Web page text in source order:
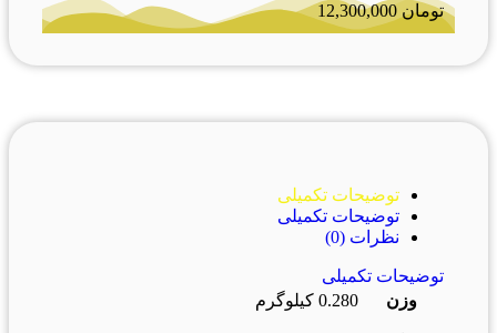
تومان
توضیحات تکمیلی
توضیحات تکمیلی
نظرات (0)
توضیحات تکمیلی
وزن
0.280 کیلوگرم